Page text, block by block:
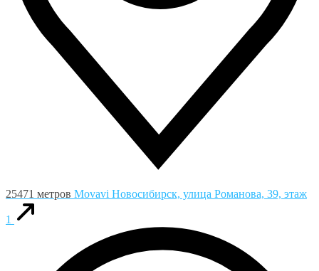
25471 метров Movavi Новосибирск, улица Романова, 39, этаж
1